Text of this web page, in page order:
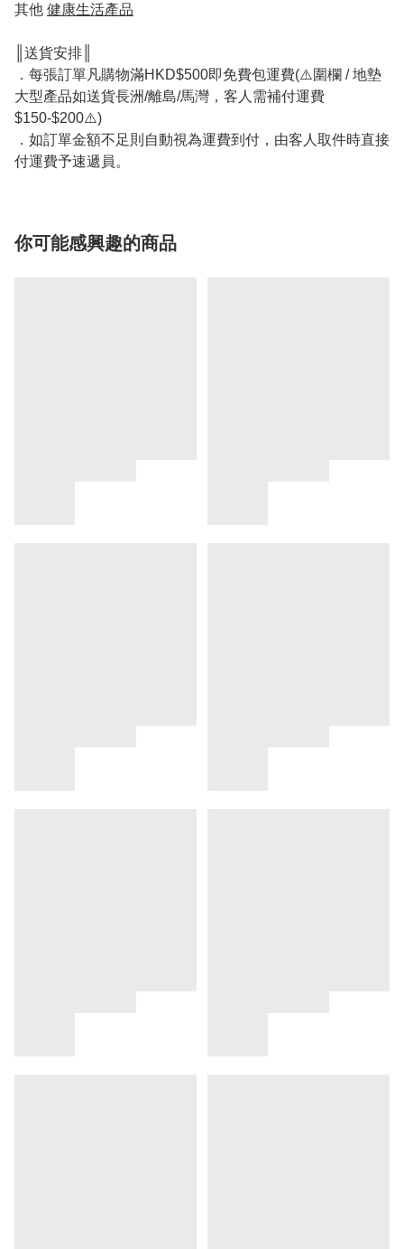
其他 健康生活產品
║送貨安排║
．每張訂單凡購物滿HKD$500即免費包運費(⚠️圍欄 / 地墊
大型產品如送貨長洲/離島/馬灣，客人需補付運費
$150-$200⚠️)
．如訂單金額不足則自動視為運費到付，由客人取件時直接
付運費予速遞員。
你可能感興趣的商品